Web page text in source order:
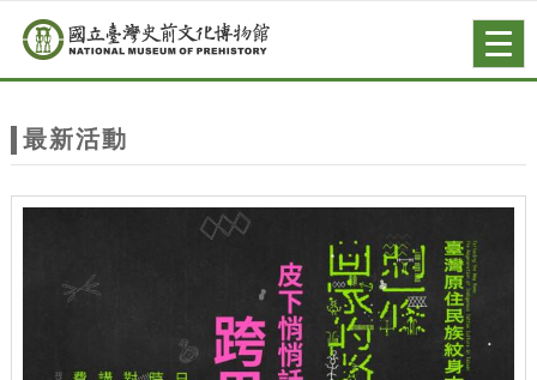
站
主
跳到主要內容
網站導覽
最新活動